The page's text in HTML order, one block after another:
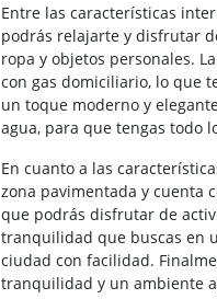
Entre las características
podrás relajarte y disfrutar
ropa y objetos personales.
con gas domiciliario, lo que
un toque moderno y
agua, para que tengas todo
En cuanto a las
zona pavimentada y cuenta
que podrás disfrutar de
tranquilidad que buscas en
ciudad con facilidad.
tranquilidad y un ambiente